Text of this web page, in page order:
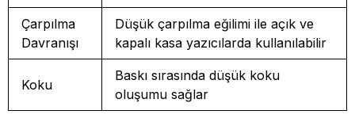
Çarpılma
Davranışı
Düşük çarpılma eğilimi ile açık ve
kapalı kasa yazıcılarda kullanılabilir
Koku
Baskı sırasında düşük koku
oluşumu sağlar